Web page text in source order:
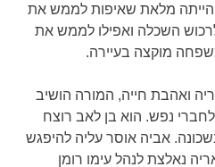
הייתה מלאת שאיפות לממש את
השכלה ואפילו לממש את
מוקצה בעיירה.
ואהבת חייה, המורה הושיב
נפש. הוא בן לאב רוצח
אביה אוסר עליה להיפגש
נאלצת לנהל עימו רומן